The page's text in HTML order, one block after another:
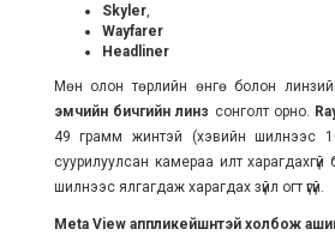
Skyler,
Wayfarer
Headliner
Мөн олон төрлийн өнгө болон
эмчийн бичгийн линз сонголт орно.
49 грамм жинтэй (хэвийн шилнээс
суурилуулсан камераа илт харагдахгүй
шилнээс ялгагдаж харагдах зүйл огт үгүй.
Meta View аппликейшнтэй холбож